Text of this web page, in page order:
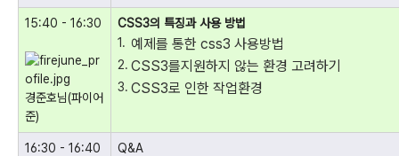
15:40 - 16:30
경준호님(파이어
준)
CSS3의 특징과 사용 방법
예제를 통한 css3 사용방법
CSS3를지원하지 않는 환경 고려하기
CSS3로 인한 작업환경
16:30 - 16:40 Q&A